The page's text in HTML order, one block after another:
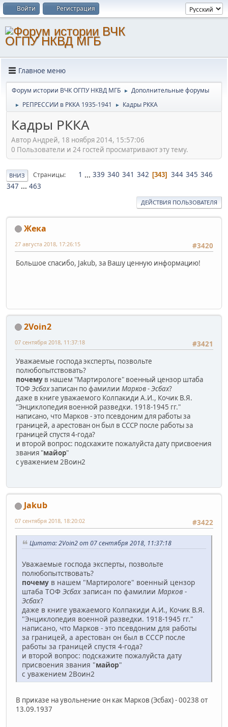
Войти Регистрация
Главное меню
Форум истории ВЧК ОГПУ НКВД МГБ ► Дополнительные форумы
► РЕПРЕССИИ в РККА 1935-1941 ► Кадры РККА
Кадры РККА
Автор Андрей, 18 ноября 2014, 15:57:06
0 Пользователи и 24 гостей просматривают эту тему.
ВНИЗ Страницы 1 ... 339 340 341 342 343 344 345 346
347 ... 463
ДЕЙСТВИЯ ПОЛЬЗОВАТЕЛЯ
Жека
#3420
27 августа 2018, 17:26:15
Большое спасибо, Jakub, за Вашу ценную информацию!
2Voin2
#3421
07 сентября 2018, 11:37:18
Уважаемые господа эксперты, позвольте
полюбопытствовать?
почему в нашем "Мартирологе" военный цензор штаба
ТОФ Эсбахзаписан по фамилии Марков - Эсбах?
даже в книге уважаемого Колпакиди А.И., Кочик В.Я.
"Энциклопедия военной разведки. 1918-1945 гг."
написано, что Марков - это псевдоним для работы за
границей, а арестован он был в СССР после работы за
границей спустя 4-года?
и второй вопрос: подскажите пожалуйста дату присвоения
звания "майор"
с уважением 2Воин2
Jakub
#3422
07 сентября 2018, 18:20:02
Цитата: 2Voin2 от 07 сентября 2018, 11:37:18
Уважаемые господа эксперты, позвольте
полюбопытствовать?
почему в нашем "Мартирологе" военный цензор
штаба ТОФ Эсбах записан по фамилии Марков -
Эсбах?
даже в книге уважаемого Колпакиди А.И., Кочик В.Я.
"Энциклопедия военной разведки. 1918-1945 гг."
написано, что Марков - это псевдоним для работы
за границей, а арестован он был в СССР после
работы за границей спустя 4-года?
и второй вопрос: подскажите пожалуйста дату
присвоения звания "майор"
с уважением 2Воин2
В приказе на увольнение он как Марков (Эсбах) - 00238 от
13.09.1937